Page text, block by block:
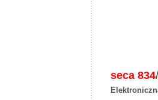
seca 834